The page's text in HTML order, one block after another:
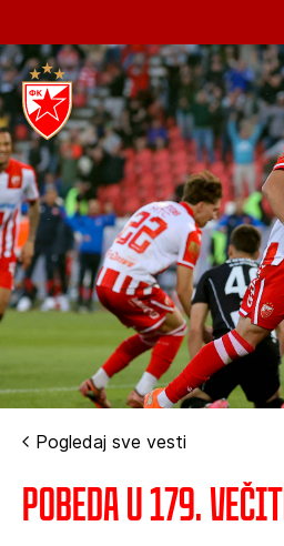
Pogledaj sve vesti
Pobeda u 179.